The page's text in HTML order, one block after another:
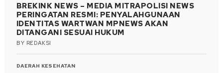
BREKINK NEWS – MEDIA MITRAPOLISI NEWS
PERINGATAN RESMI: PENYALAHGUNAAN
IDENTITAS WARTWAN MPNEWS AKAN
DITANGANI SESUAI HUKUM
BY REDAKSI
DAERAH KESEHATAN